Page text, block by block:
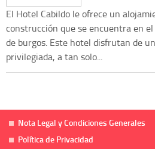
El Hotel Cabildo le ofrece un
construcción que se encuentra en
de burgos. Este hotel disfrutan de
privilegiada, a tan solo...
Nota Legal y Condiciones Generales
Política de Privacidad